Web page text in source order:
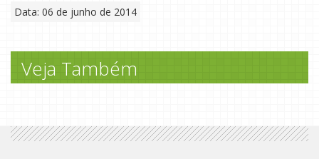
Data: 06 de junho de 2014
Veja Também